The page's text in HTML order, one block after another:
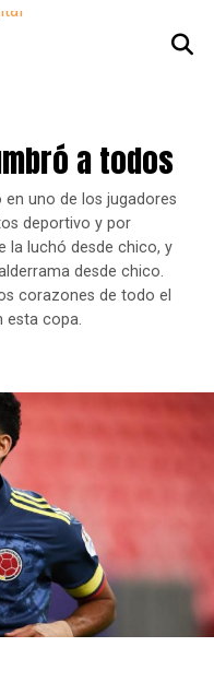
a todos
en uno de los jugadores
deportivo y por
la luchó desde chico, y
desde chico.
corazones de todo el
esta copa.